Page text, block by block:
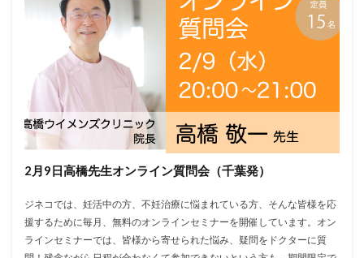
2月9日高橋先生オンライン質問会（千葉発）
ジネコでは、妊活中の方、不妊治療に悩まれている方、そんな皆様を応
援するために毎月、無料のオンラインセミナーを開催しています。オン
ラインセミナーでは、皆様から寄せられた悩み、疑問をドクターに質